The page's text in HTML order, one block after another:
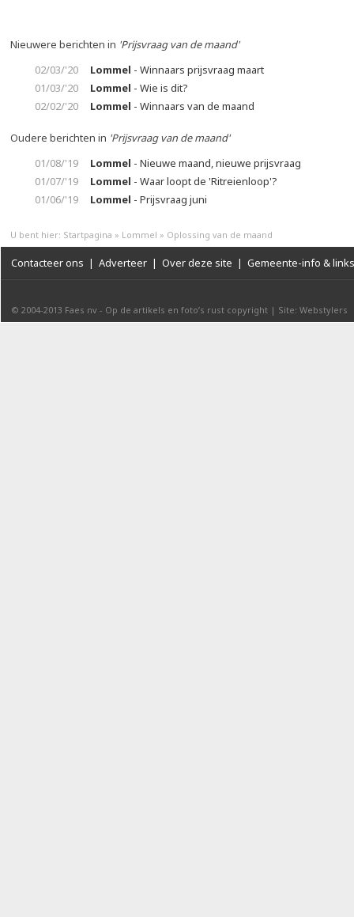
Nieuwere berichten in 'Prijsvraag van de maand'
02/03/'20
Lommel - Winnaars prijsvraag maart
01/03/'20
Lommel - Wie is dit?
02/02/'20
Lommel - Winnaars van de maand
Oudere berichten in 'Prijsvraag van de maand'
01/08/'19
Lommel - Nieuwe maand, nieuwe prijsvraag
01/07/'19
Lommel - Waar loopt de 'Ritreienloop'?
01/06/'19
Lommel - Prijsvraag juni
U bent hier: Startpagina » Lommel » Oplossing van de maand
Contacteer ons | Adverteer | Over deze site | Gemeente-info & links
© 2004-2013 Faes nv - Op de artikels en foto’s rust copyright | Site: Webstylers